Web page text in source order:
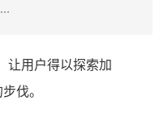
让用户得以探索加
伐。